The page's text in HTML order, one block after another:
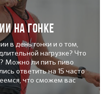
на гонке
в день гонки и о том,
нагрузке? Что
Можно ли пить пиво
ответить на 15 часто
что сможем вас